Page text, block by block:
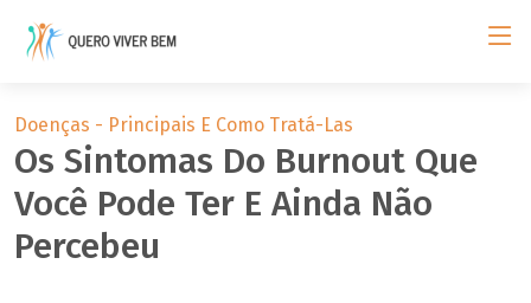
Doenças - Principais E Como Tratá-Las
Os Sintomas Do Burnout Que
Você Pode Ter E Ainda Não
Percebeu